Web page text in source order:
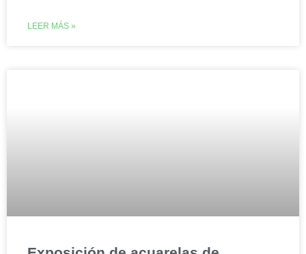
LEER MÁS »